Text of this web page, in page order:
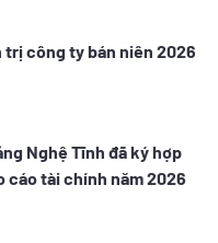
trị công ty bán niên 2026
Nghệ Tĩnh đã ký hợp
cáo tài chính năm 2026